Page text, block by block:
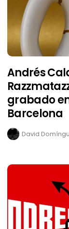
Andrés
grabado
Barcelona
David